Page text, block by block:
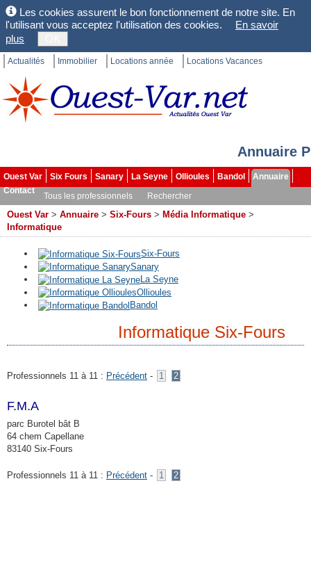
Les cookies assurent le bon fonctionnement de notre site. En
l'utilisant vous acceptez l'utilisation des cookies.
En savoir
plus
Actualités Immobilier Locations année Locations Vacances
Annuaire
Ouest Var Six Fours Sanary La Seyne Ollioules Bandol
Annuaire
Contact
Tous les professionnels Rechercher
Ouest Var > Annuaire > Six-Fours > Média Informatique >
Informatique
Six-Fours
Sanary
La Seyne
Ollioules
Bandol
Informatique Six-Fours
Professionnels 11 à 11 : Précédent - 1 2
F.M.A
parc Burotel bât B
64 chem Capellane
83140 Six-Fours
Professionnels 11 à 11 : Précédent - 1 2